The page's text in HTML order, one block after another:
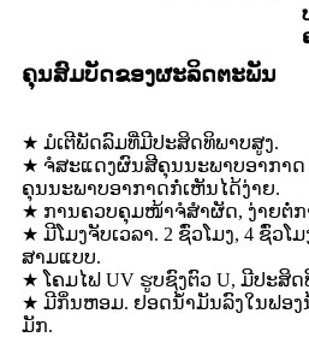
ຄຸນສົມບັດຂອງຜະລິດຕະພັນ
★ ມໍເຕີພັດລົມທີ່ມີປະສິດທິພາບສູງ.
★ ຈໍສະແດງຜົນສີຄຸນນະພາບອາກາດ
ຄຸນນະພາບອາກາດກໍ່ເຫັນໄດ້ງ່າຍ.
★ ການຄວບຄຸມໜ້າຈໍສຳຜັດ, ງ່າຍຕໍ່ກ
★ ມີໂມງຈັບເວລາ. 2 ຊົ່ວໂມງ, 4 ຊົ່ວໂມ
ສາມແບບ.
★ ໂຄມໄຟ UV ຮູບຊົງຕົວ U, ມີປະສິ
★ ມີກິ່ນຫອມ. ຢອດນ້ຳມັນລົງໃນຟອງ
ມັກ.